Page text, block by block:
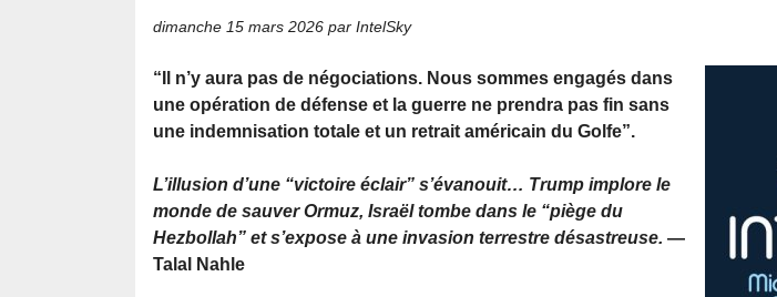
dimanche 15 mars 2026 par IntelSky
“Il n’y aura pas de négociations. Nous sommes engagés dans
une opération de défense et la guerre ne prendra pas fin sans
une indemnisation totale et un retrait américain du Golfe”.
L’illusion d’une “victoire éclair” s’évanouit… Trump implore le
monde de sauver Ormuz, Israël tombe dans le “piège du
Hezbollah” et s’expose à une invasion terrestre désastreuse. —
Talal Nahle